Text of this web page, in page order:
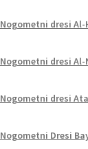
Nogometni dresi
Nogometni dresi Al-
Nogometni dresi
Nogometni Dresi